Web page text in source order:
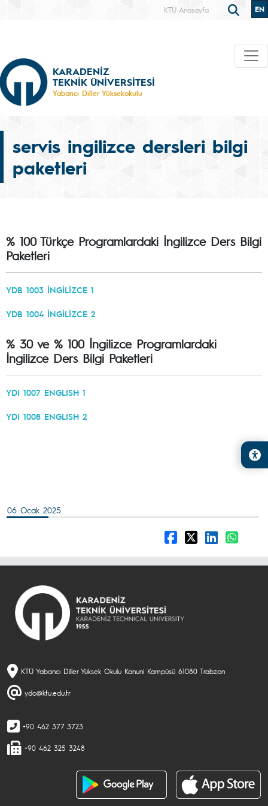
KTÜ Anasayfa EN
KARADENİZ
TEKNİK ÜNİVERSİTESİ
Yabancı Diller Yüksekokulu
servis ingilizce dersleri bilgi
paketleri
% 100 Türkçe Programlardaki İngilizce Ders Bilgi
Paketleri
YDB 1003 İNGİLİZCE 1
YDB 1004 İNGİLİZCE 2
% 30 ve % 100 İngilizce Programlardaki
İngilizce Ders Bilgi Paketleri
YDI 1007 ENGLISH 1
YDI 1008 ENGLISH 2
06 Ocak 2025
KTÜ Yabancı Diller Yüksek Okulu Kanuni Kampüsü 61080 Trabzon
ydo@ktu.edu.tr
+90 462 377 3723
+90 462 325 3248